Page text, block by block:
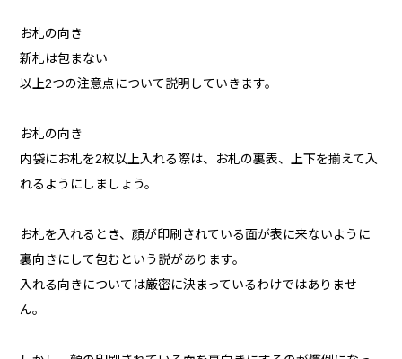
お札の向き
新札は包まない
以上2つの注意点について説明していきます。
お札の向き
内袋にお札を2枚以上入れる際は、お札の裏表、上下を揃えて入
れるようにしましょう。
お札を入れるとき、顔が印刷されている面が表に来ないように
裏向きにして包むという説があります。
入れる向きについては厳密に決まっているわけではありませ
ん。